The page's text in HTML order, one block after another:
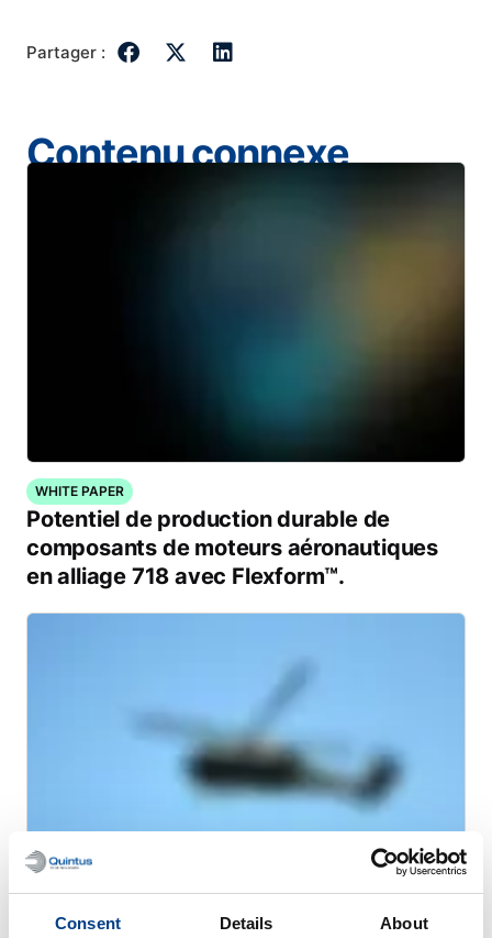
Consent Details About
Partager :
Contenu connexe
WHITE PAPER
Potentiel de production durable de
composants de moteurs aéronautiques
en alliage 718 avec Flexform™.